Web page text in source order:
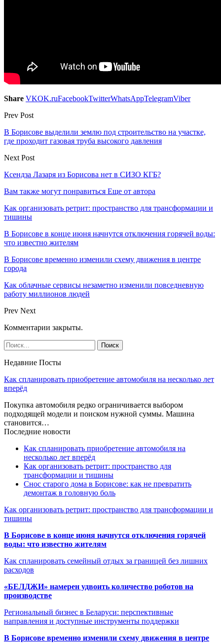
Share VKOK.ruFacebookTwitterWhatsAppTelegramViber
Prev Post
В Борисове выделили землю под строительство на участке,
где проходит газовая труба высокого давления
Next Post
Ксендза Лазаря из Борисова нет в СИЗО КГБ?
Вам также могут понравиться Еще от автора
Как организовать ретрит: пространство для трансформации и
тишины
В Борисове в конце июня начнутся отключения горячей воды:
что известно жителям
В Борисове временно изменили схему движения в центре
города
Как облачные сервисы незаметно изменили повседневную
работу миллионов людей
Prev Next
Комментарии закрыты.
Недавние Посты
Как спланировать приобретение автомобиля на несколько лет
вперёд
Покупка автомобиля редко ограничивается выбором
подходящей модели и поиском нужной суммы. Машина
становится…
Последние новости
Как спланировать приобретение автомобиля на
несколько лет вперёд
Как организовать ретрит: пространство для
трансформации и тишины
Снос старого дома в Борисове: как не превратить
демонтаж в головную боль
Как организовать ретрит: пространство для трансформации и
тишины
В Борисове в конце июня начнутся отключения горячей
воды: что известно жителям
Как спланировать семейный отдых за границей без лишних
расходов
«БЕЛДЖИ» намерен удвоить количество роботов на
производстве
Региональный бизнес в Беларуси: перспективные
направления и доступные инструменты поддержки
В Борисове временно изменили схему движения в центре